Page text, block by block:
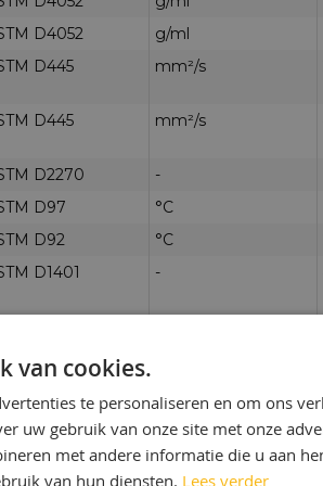
D4052 g/ml
D445 mm²/s
D445 mm²/s
D2270 -
D97 °C
D92 °C
D1401 -
D892
D665 -
van cookies.
te personaliseren en om ons
uw gebruik van onze site met onze
met andere informatie die u aan
van hun diensten. Lees verder